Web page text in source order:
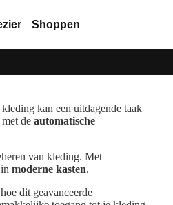
Shoppen
kan een uitdagende taak
de automatische
van kleding. Met
moderne kasten.
dit geavanceerde